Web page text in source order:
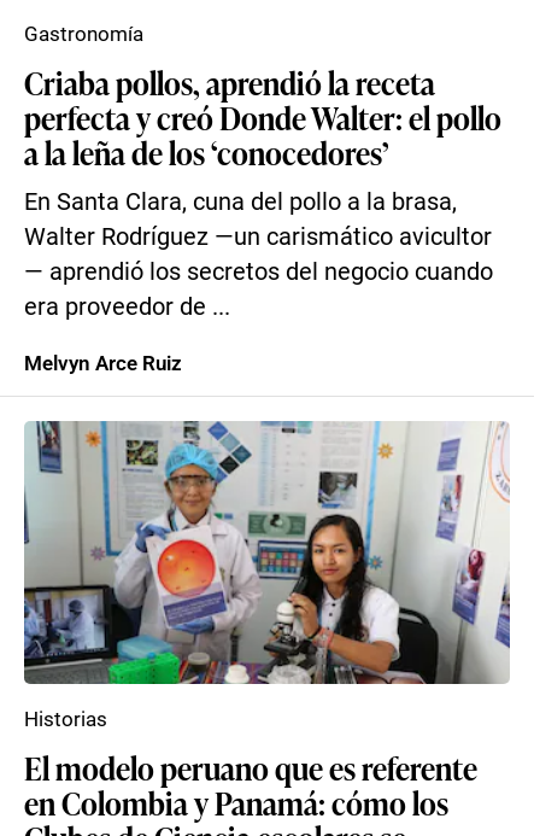
Criaba pollos, aprendió la receta
perfecta y creó Donde Walter: el pollo
a la leña de los ‘conocedores’
En Santa Clara, cuna del pollo a la brasa,
Walter Rodríguez —un carismático avicultor
— aprendió los secretos del negocio cuando
era proveedor de ...
Gastronomía
Melvyn Arce Ruiz
El modelo peruano que es referente
en Colombia y Panamá: cómo los
Historias